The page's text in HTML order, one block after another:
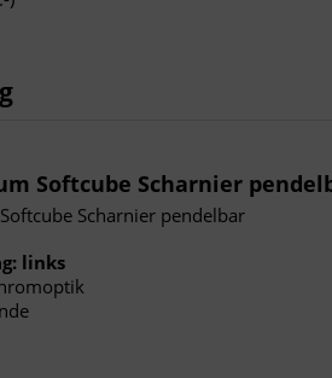
Softcube Scharnier
Scharnier pendelbar
links